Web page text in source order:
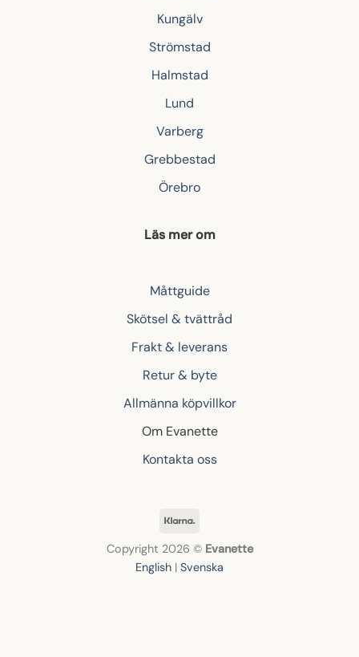
Kungälv
Strömstad
Halmstad
Lund
Varberg
Grebbestad
Örebro
Läs mer om
Måttguide
Skötsel & tvättråd
Frakt & leverans
Retur & byte
Allmänna köpvillkor
Om Evanette
Kontakta oss
Klarna
Copyright 2026 © Evanette
English | Svenska